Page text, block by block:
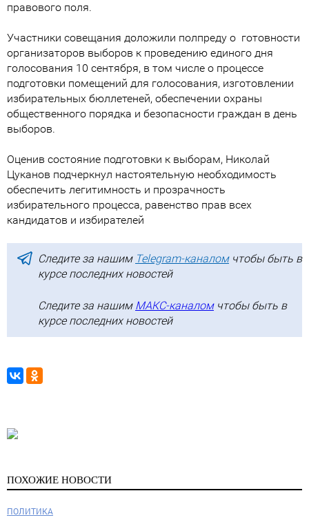
правового поля.
Участники совещания доложили полпреду о готовности
организаторов выборов к проведению единого дня
голосования 10 сентября, в том числе о процессе
подготовки помещений для голосования, изготовлении
избирательных бюллетеней, обеспечении охраны
общественного порядка и безопасности граждан в день
выборов.
Оценив состояние подготовки к выборам, Николай
Цуканов подчеркнул настоятельную необходимость
обеспечить легитимность и прозрачность
избирательного процесса, равенство прав всех
кандидатов и избирателей
Следите за нашим Telegram-каналомчтобы быть в
курсе последних новостей
Следите за нашим МАКС-каналомчтобы быть в
курсе последних новостей
ПОХОЖИЕ НОВОСТИ
ПОЛИТИКА